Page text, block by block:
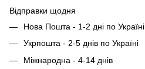
Відправки щодня
Нова Пошта - 1-2 дні по Україні
Укрпошта - 2-5 днів по Україні
Міжнародна - 4-14 днів